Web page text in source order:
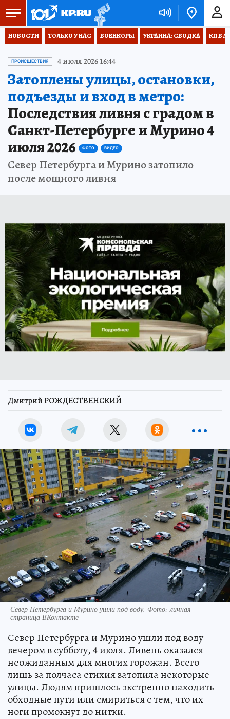
НОВОСТИ ТОЛЬКО У НАС ВОЕНКОРЫ УКРАИНА: СВОДКА КП В
ПРОИСШЕСТВИЯ 4 июля 2026 16:44
Затоплены улицы, остановки,
подъезды и вход в метро:
Последствия ливня с градом в
Санкт-Петербурге и Мурино 4
июля 2026
ФОТО ВИДЕО
Север Петербурга и Мурино затопило
после мощного ливня
Дмитрий РОЖДЕСТВЕНСКИЙ
Север Петербурга и Мурино ушли под воду. Фото: личная
страница ВКонтакте
Север Петербурга и Мурино ушли под воду
вечером в субботу, 4 июля. Ливень оказался
неожиданным для многих горожан. Всего
лишь за полчаса стихия затопила некоторые
улицы. Людям пришлось экстренно находить
обходные пути или смириться с тем, что их
ноги промокнут до нитки.